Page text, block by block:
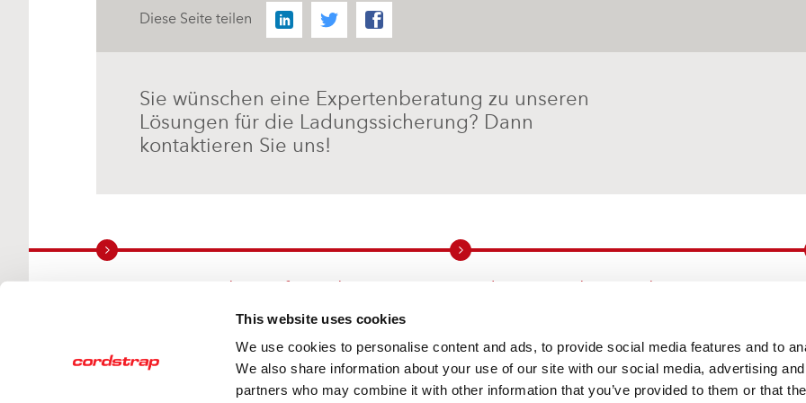
This website uses cookies
We use cookies to personalise content and ads, to provide social media features and to
We also share information about your use of our site with our social media, advertising
partners who may combine it with other information that you’ve provided to them or that
Diese Seite teilen
Sie wünschen eine Expertenberatung zu unseren
Lösungen für die Ladungssicherung? Dann
kontaktieren Sie uns!
Die Cordstrap-Experten sind an mehr als 50
Standorten weltweit aktiv
bedeutendsten Branchen der Welt